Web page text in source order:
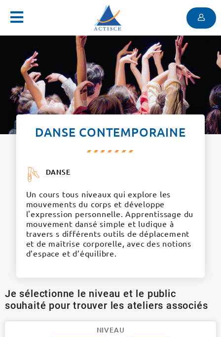
Menu
DANSE CONTEMPORAINE
DANSE
Un cours tous niveaux qui explore les
mouvements du corps et développe
l'expression personnelle. Apprentissage du
mouvement dansé simple et ludique à
travers s différents outils de déplacement
et de maîtrise corporelle, avec des notions
d’espace et d’équilibre.
Je sélectionne le niveau et le public
souhaité pour trouver les ateliers associés
NIVEAU